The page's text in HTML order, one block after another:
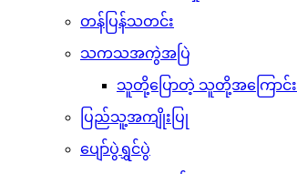
တန်ပြန်သတင်း
သကသအကွဲအပြဲ
သူတို့ပြောတဲ့ သူတို့အကြောင်း
ပြည်သူ့အကျိုးပြု
ပျော်ပွဲရွှင်ပွဲ